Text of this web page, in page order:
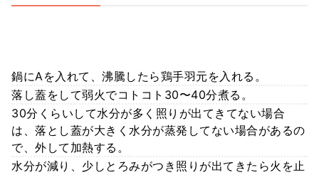
鍋にAを入れて、沸騰したら鶏手羽元を入れる。
落し蓋をして弱火でコトコト30〜40分煮る。
30分くらいして水分が多く照りが出てきてない場合
は、落とし蓋が大きく水分が蒸発してない場合があるの
で、外して加熱する。
水分が減り、少しとろみがつき照りが出てきたら火を止